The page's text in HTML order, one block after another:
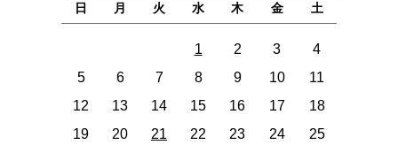
日 月 火 水 木 金 土
1 2 3
4
5
6 7 8 9 10
11
12
13 14 15 16 17
18
19
20 21 22 23 24
25